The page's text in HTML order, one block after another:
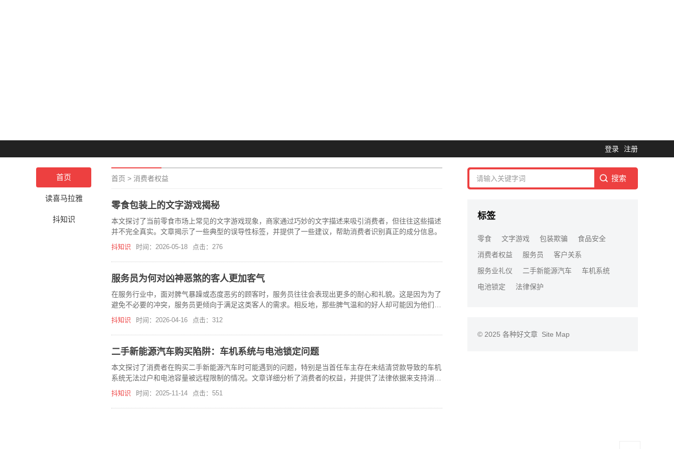
登录 注册
首页
读喜马拉雅
抖知识
首页 > 消费者权益
零食包装上的文字游戏揭秘
本文探讨了当前零食市场上常见的文字游戏现象，商家通过巧妙的文字描述来吸引消费者，但往往这些描述
并不完全真实。文章揭示了一些典型的误导性标签，并提供了一些建议，帮助消费者识别真正的成分信息。
抖知识 时间：2026-05-18 点击：276
服务员为何对凶神恶煞的客人更加客气
在服务行业中，面对脾气暴躁或态度恶劣的顾客时，服务员往往会表现出更多的耐心和礼貌。这是因为为了
避免不必要的冲突，服务员更倾向于满足这类客人的需求。相反地，那些脾气温和的好人却可能因为他们的
善良而被忽视。本文探讨了这一现象背后的原因。
抖知识 时间：2026-04-16 点击：312
二手新能源汽车购买陷阱：车机系统与电池锁定问题
本文探讨了消费者在购买二手新能源汽车时可能遇到的问题，特别是当首任车主存在未结清贷款导致的车机
系统无法过户和电池容量被远程限制的情况。文章详细分析了消费者的权益，并提供了法律依据来支持消费
者维权。
抖知识 时间：2025-11-14 点击：551
标签
零食 文字游戏 包装欺骗
食品安全
消费者权益
服务员
客户关系
服务业礼仪
二手新能源汽车
车机系统
电池锁定
法律保护
© 2025 各种好文章 Site Map